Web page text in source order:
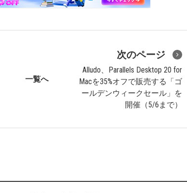
一覧へ
次のページ
Alludo、Parallels Desktop 20 for
Macを35%オフで販売する「ゴ
ールデンウィークセール」を
開催（5/6まで）